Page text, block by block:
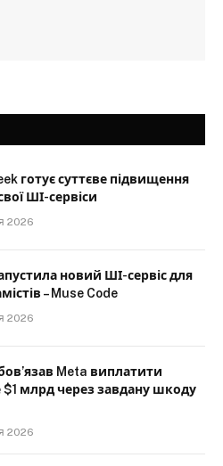
готує суттєве підвищення
ШІ-сервіси
2026
новий ШІ-сервіс для
– Muse Code
2026
Meta виплатити
млрд через завдану шкоду
2026